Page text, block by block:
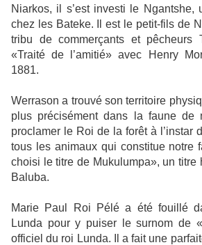
Niarkos, il s’est investi le Ngantshe,
chez les Bateke. Il est le petit-fils de
tribu de commerçants et
«Traité de l’amitié» avec Henry
1881.
Werrason a trouvé son territoire
plus précisément dans la faune de
proclamer le Roi de la forêt à l’instar
tous les animaux qui constitue notre
choisi le titre de Mukulumpa», un titre
Baluba.
Marie Paul Roi Pélé a été fouillé
Lunda pour y puiser le surnom de
officiel du roi Lunda. Il a fait une